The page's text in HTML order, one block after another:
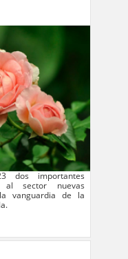
dos importantes
al sector nuevas
vanguardia de la